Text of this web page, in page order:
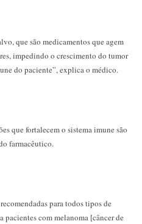
que são medicamentos que agem
impedindo o crescimento do tumor
do paciente”, explica o médico.
que fortalecem o sistema imune são
farmacêutico.
para todos tipos de
com melanoma [câncer de